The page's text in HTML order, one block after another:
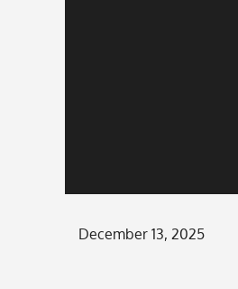
Posted
December 13, 2025